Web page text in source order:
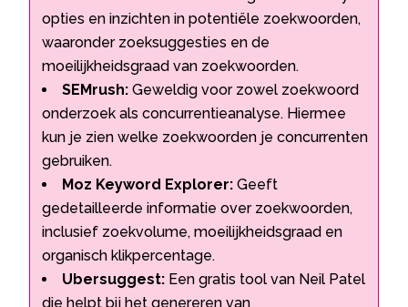
opties en inzichten in potentiële zoekwoorden,
waaronder zoeksuggesties en de
moeilijkheidsgraad van zoekwoorden.​
SEMrush: Geweldig voor zowel zoekwoord
onderzoek als concurrentieanalyse.​ Hiermee
kun je zien welke zoekwoorden je concurrenten
gebruiken.​
Moz Keyword Explorer: Geeft
gedetailleerde informatie over zoekwoorden,
inclusief zoekvolume, moeilijkheidsgraad en
organisch klikpercentage.​
Ubersuggest: Een gratis tool van Neil Patel
die helpt bij het genereren van